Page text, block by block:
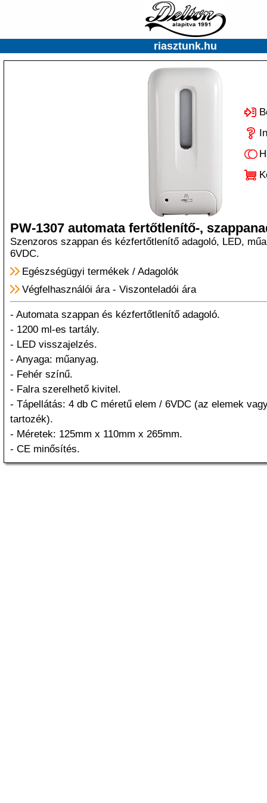
riasztunk.hu
PW-1307 automata fertőtlenítő-,
Szenzoros szappan és kézfertőtlenítő adagoló, LED,
6VDC.
Egészségügyi termékek/ Adagolók
Végfelhasználói ára- Viszonteladói ára
- Automata szappan és kézfertőtlenítő adagoló.
- 1200 ml-es tartály.
- LED visszajelzés.
- Anyaga: műanyag.
- Fehér színű.
- Falra szerelhető kivitel.
- Tápellátás: 4 db C méretű elem / 6VDC (az elemek
tartozék).
- Méretek: 125mm x 110mm x 265mm.
- CE minősítés.